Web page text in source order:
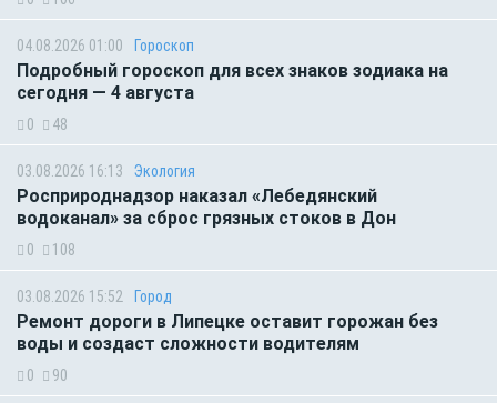
04.08.2026 01:00 Гороскоп
Подробный гороскоп для всех знаков зодиака на
сегодня — 4 августа
0 48
03.08.2026 16:13 Экология
Росприроднадзор наказал «Лебедянский
водоканал» за сброс грязных стоков в Дон
0 108
03.08.2026 15:52 Город
Ремонт дороги в Липецке оставит горожан без
воды и создаст сложности водителям
0 90